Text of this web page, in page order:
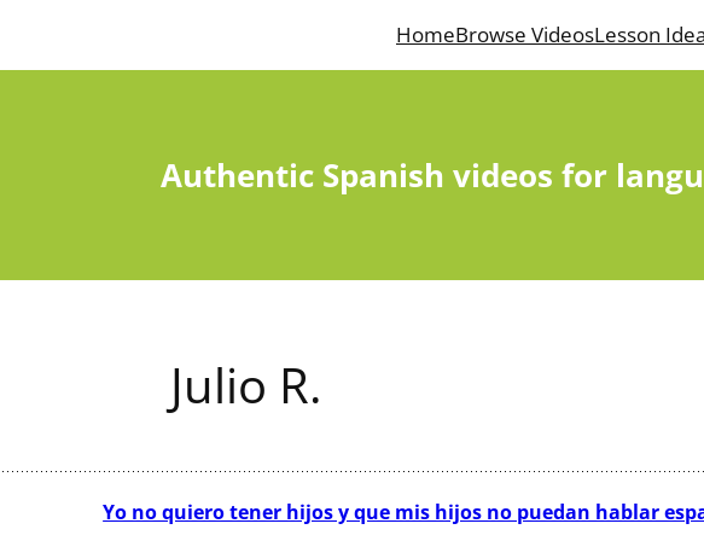
HomeBrowse VideosLesson
Authentic Spanish videos for
Julio R.
Yo no quiero tener hijos y que mis hijos no puedan hablar